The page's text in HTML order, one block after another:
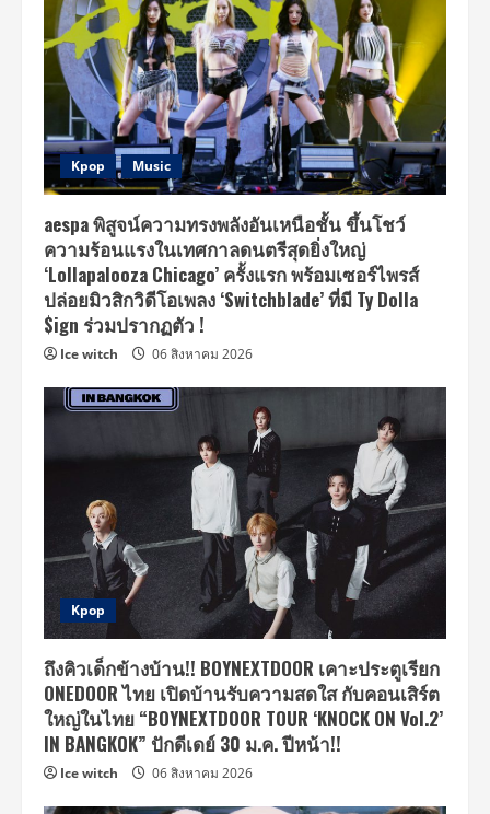
Kpop Music
aespa พิสูจน์ความทรงพลังอันเหนือชั้น ขึ้นโชว์
ความร้อนแรงในเทศกาลดนตรีสุดยิ่งใหญ่
‘Lollapalooza Chicago’ ครั้งแรก พร้อมเซอร์ไพรส์
ปล่อยมิวสิกวิดีโอเพลง ‘Switchblade’ ที่มี Ty Dolla
$ign ร่วมปรากฏตัว !
Ice witch 06 สิงหาคม 2026
Kpop
ถึงคิวเด็กข้างบ้าน!! BOYNEXTDOOR เคาะประตูเรียก
ONEDOOR ไทย เปิดบ้านรับความสดใส กับคอนเสิร์ต
ใหญ่ในไทย “BOYNEXTDOOR TOUR ‘KNOCK ON Vol.2’
IN BANGKOK” ปักดีเดย์ 30 ม.ค. ปีหน้า!!
Ice witch 06 สิงหาคม 2026